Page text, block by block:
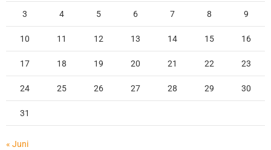
3 4 5 6 7 8 9
10 11 12 13 14 15 16
17 18 19 20 21 22 23
24 25 26 27 28 29 30
31
« Juni